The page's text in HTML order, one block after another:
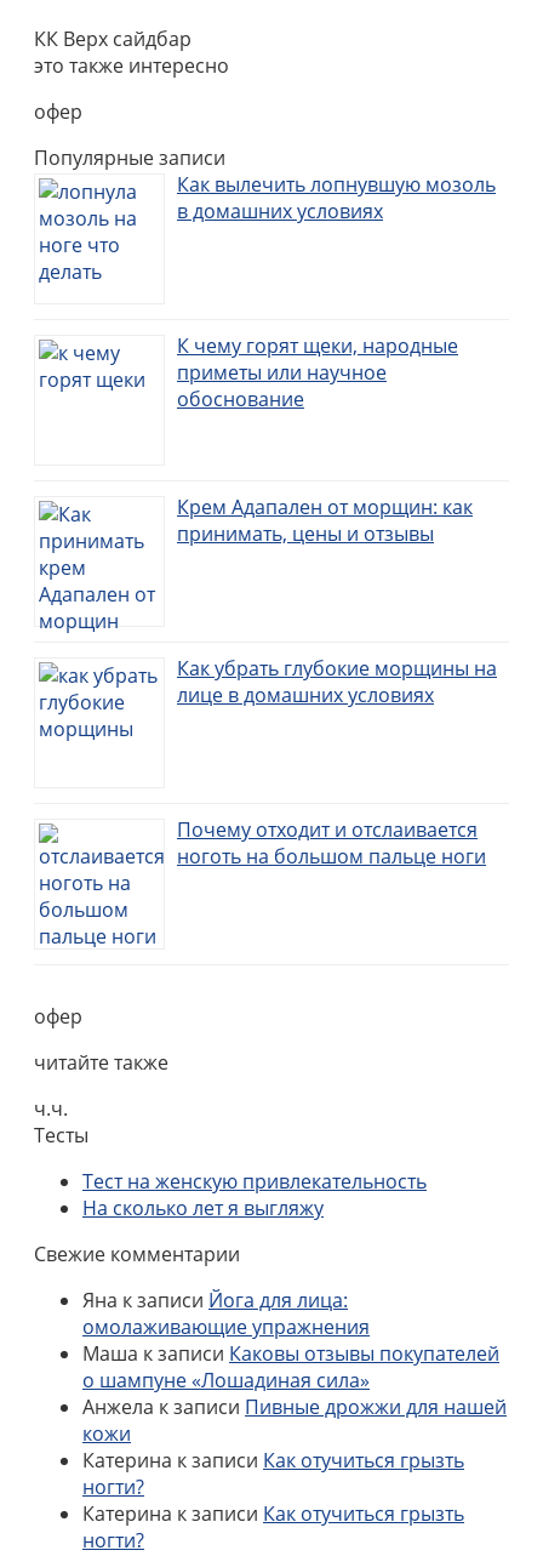
КК Верх сайдбар
это также интересно
офер
Популярные записи
Как вылечить лопнувшую мозоль
в домашних условиях
К чему горят щеки, народные
приметы или научное
обоснование
Крем Адапален от морщин: как
принимать, цены и отзывы
Как убрать глубокие морщины на
лице в домашних условиях
Почему отходит и отслаивается
ноготь на большом пальце ноги
офер
читайте также
ч.ч.
Тесты
Тест на женскую привлекательность
На сколько лет я выгляжу
Свежие комментарии
Яна к записи Йога для лица:
омолаживающие упражнения
Маша к записи Каковы отзывы покупателей
о шампуне «Лошадиная сила»
Анжела к записи Пивные дрожжи для нашей
кожи
Катерина к записи Как отучиться грызть
ногти?
Катерина к записи Как отучиться грызть
ногти?